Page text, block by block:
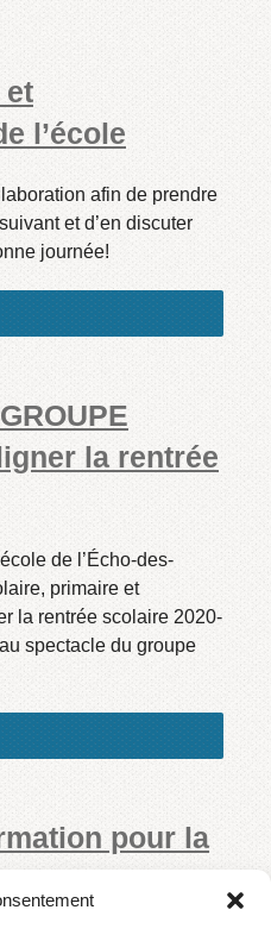
et
l’école
afin de prendre
et d’en discuter
journée!
la rentrée
de l’Écho-des-
primaire et
la rentrée scolaire 2020-
spectacle du groupe
pour la
2021